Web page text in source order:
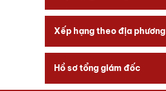
Xếp hạng theo địa phương
Hồ sơ tổng giám đốc